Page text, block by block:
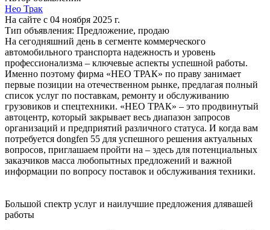
Нео Трак
На сайте с 04 ноября 2025 г.
Тип объявления: Предложение, продаю
На сегодняшний день в сегменте коммерческого
автомобильного транспорта надежность и уровень
профессионализма – ключевые аспекты успешной работы.
Именно поэтому фирма «НЕО ТРАК» по праву занимает
первые позиции на отечественном рынке, предлагая полный
список услуг по поставкам, ремонту и обслуживанию
грузовиков и спецтехники. «НЕО ТРАК» – это продвинутый
автоцентр, который закрывает весь диапазон запросов
организаций и предприятий различного статуса. И когда вам
потребуется dongfen 55 для успешного решения актуальных
вопросов, приглашаем пройти на – здесь для потенциальных
заказчиков масса любопытных предложений и важной
информации по вопросу поставок и обслуживания техники.
Большой спектр услуг и наилучшие предложения длявашей
работы